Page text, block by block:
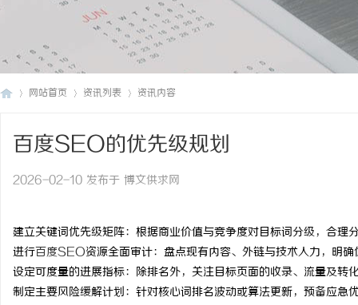
网站首页 资讯列表 资讯内容
百度SEO的优先级规划
2026-02-10 发布于 博文供求网
time： 2026-02-01 10:41:44 onclick： 11
建立关键词优先级矩阵：根据商业价值与竞争度对目标词分级，合理
进行百度SEO资源全面审计：盘点现有内容、外链与技术人力，明确
设定可度量的进展指标：除排名外，关注目标页面的收录、流量及转
制定主要风险缓解计划：针对核心词排名波动或算法更新，预备应急